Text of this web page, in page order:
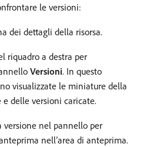
le versioni:
dei dettagli della risorsa.
riquadro a destra per
Versioni. In questo
visualizzate le miniature della
e delle versioni caricate.
versione nel pannello per
nell’area di anteprima.